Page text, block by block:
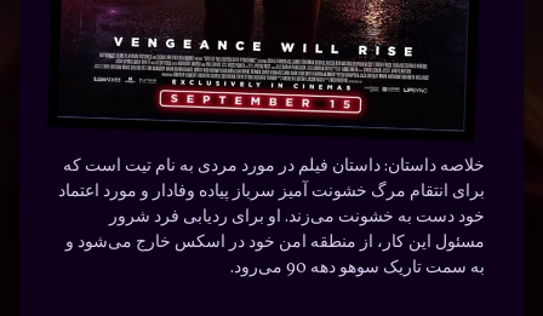
خلاصه داستان:داستان فیلم در مورد مردی به نام تیت است که
برای انتقام مرگ خشونت آمیز سرباز پیاده وفادار و مورد اعتماد
خود دست به خشونت می‌زند. او برای ردیابی فرد شرور
مسئول این کار، از منطقه امن خود در اسکس خارج می‌شود و
به سمت تاریک سوهو دهه 90 می‌رود.